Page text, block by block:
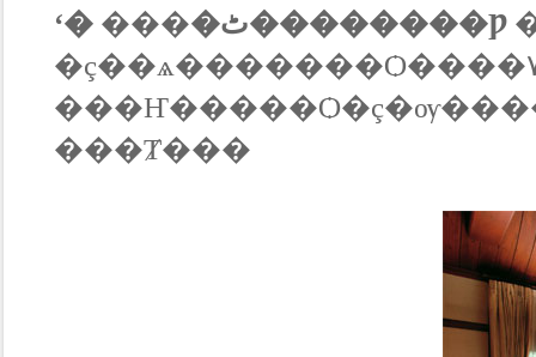
ʻ� ��� �ٹ��������Ƿ
�ç��ѧ�������Ѻ����٧������� ��觵
���Ⱦ���